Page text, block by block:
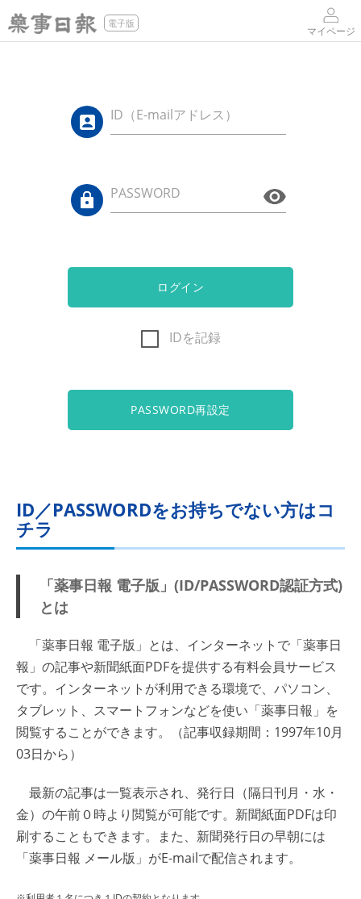
電子版
マイページ
ID（E-mailアドレス）
PASSWORD
ログイン
IDを記録
PASSWORD再設定
ID／PASSWORDをお持ちでない方はコ
チラ
「薬事日報 電子版」(ID/PASSWORD認証方式)
とは
「薬事日報 電子版」とは、インターネットで「薬事日
報」の記事や新聞紙面PDFを提供する有料会員サービス
です。インターネットが利用できる環境で、パソコン、
タブレット、スマートフォンなどを使い「薬事日報」を
閲覧することができます。（記事収録期間：1997年10月
03日から）
最新の記事は一覧表示され、発行日（隔日刊月・水・
金）の午前０時より閲覧が可能です。新聞紙面PDFは印
刷することもできます。また、新聞発行日の早朝には
「薬事日報 メール版」がE-mailで配信されます。